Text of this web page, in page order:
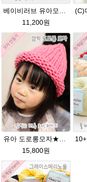
베이비러브 유아모자★에이미울 뜨개실+ 무료도안 패키지 DIY 유아모자DIY뜨기 뜨개질동영상 링크 baby 태교
11,200원
15,800원